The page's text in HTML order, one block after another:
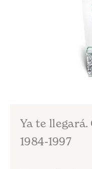
Ya te
1984-1997